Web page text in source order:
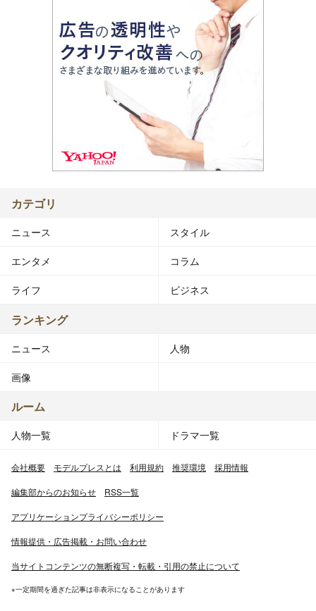
カテゴリ
ニュース スタイル
エンタメ コラム
ライフ ビジネス
ランキング
ニュース 人物
画像
ルーム
人物一覧 ドラマ一覧
会社概要 モデルプレスとは 利用規約 推奨環境 採用情報
編集部からのお知らせ RSS一覧
アプリケーションプライバシーポリシー
情報提供・広告掲載・お問い合わせ
当サイトコンテンツの無断複写・転載・引用の禁止について
※一定期間を過ぎた記事は非表示になることがあります